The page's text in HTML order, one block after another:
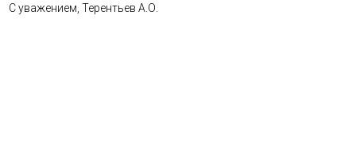
С уважением, Терентьев А.О.